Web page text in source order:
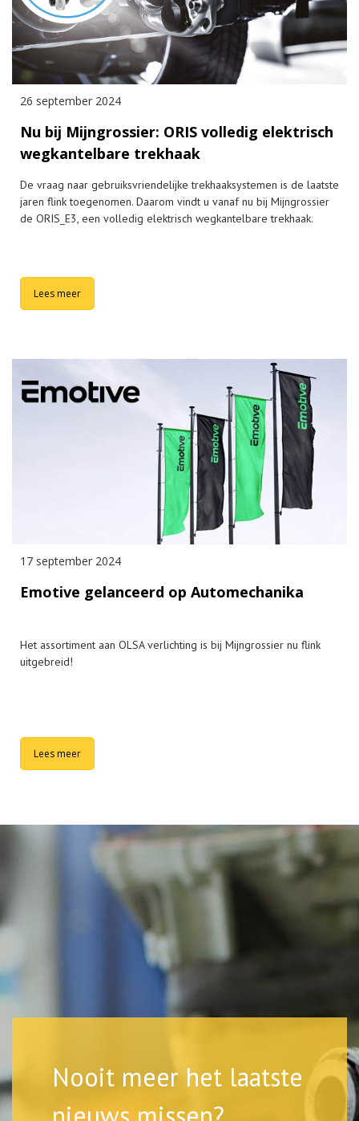
26 september 2024
Nu bij Mijngrossier: ORIS volledig elektrisch
wegkantelbare trekhaak
De vraag naar gebruiksvriendelijke trekhaaksystemen is de laatste
jaren flink toegenomen. Daarom vindt u vanaf nu bij Mijngrossier
de ORIS_E3, een volledig elektrisch wegkantelbare trekhaak.
Lees meer
17 september 2024
Emotive gelanceerd op Automechanika
Het assortiment aan OLSA verlichting is bij Mijngrossier nu flink
uitgebreid!
Lees meer
Nooit meer het laatste